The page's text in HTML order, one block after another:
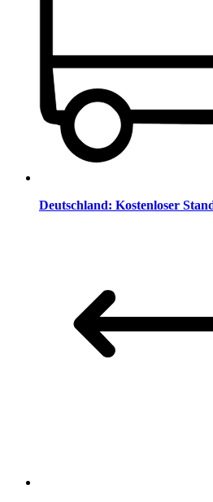
Deutschland: Kostenloser